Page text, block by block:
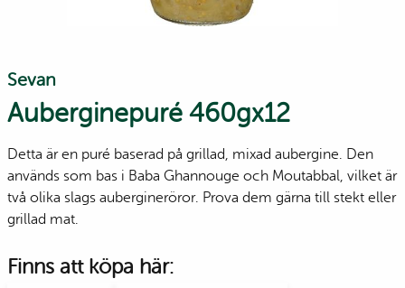
Sevan
Auberginepuré 460gx12
Detta är en puré baserad på grillad, mixad aubergine. Den
används som bas i Baba Ghannouge och Moutabbal, vilket är
två olika slags aubergineröror. Prova dem gärna till stekt eller
grillad mat.
Finns att köpa här: